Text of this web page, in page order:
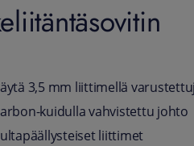
3,5 mm liittimellä
kuidulla vahvistettu johto
liittimet